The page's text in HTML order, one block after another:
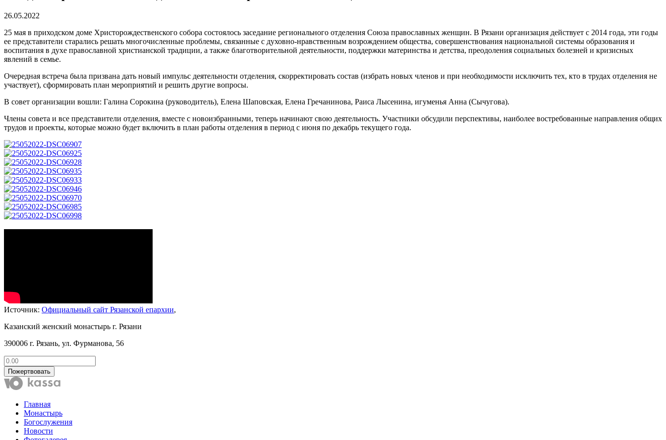
26.05.2022
25 мая в приходском доме Христорождественского собора состоялось заседание регионального отделения Союза православных женщин. В Рязани организация действует с 2014 года, эти годы
ее представители старались решать многочисленные проблемы, связанные с духовно-нравственным возрождением общества, совершенствования национальной системы образования и
воспитания в духе православной христианской традиции, а также благотворительной деятельности, поддержки материнства и детства, преодоления социальных болезней и кризисных
явлений в семье.
Очередная встреча была призвана дать новый импульс деятельности отделения, скорректировать состав (избрать новых членов и при необходимости исключить тех, кто в трудах отделения не
участвует), сформировать план мероприятий и решить другие вопросы.
В совет организации вошли: Галина Сорокина (руководитель), Елена Шаповская, Елена Гречанинова, Раиса Лысенина, игуменья Анна (Сычугова).
Члены совета и все представители отделения, вместе с новоизбранными, теперь начинают свою деятельность. Участники обсудили перспективы, наиболее востребованные направления общих
трудов и проекты, которые можно будет включить в план работы отделения в период с июня по декабрь текущего года.
Источник: Официальный сайт Рязанской епархии,
Казанский женский монастырь г. Рязани
390006 г. Рязань, ул. Фурманова, 56
Пожертвовать
Главная
Монастырь
Богослужения
Новости